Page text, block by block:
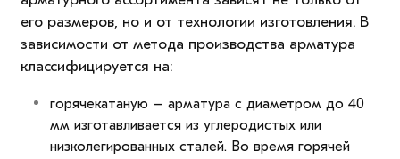
его размеров, но и от технологии изготовления. В
зависимости от метода производства арматура
классифицируется на:
горячекатаную – арматура с диаметром до 40
мм изготавливается из углеродистых или
низколегированных сталей. Во время горячей